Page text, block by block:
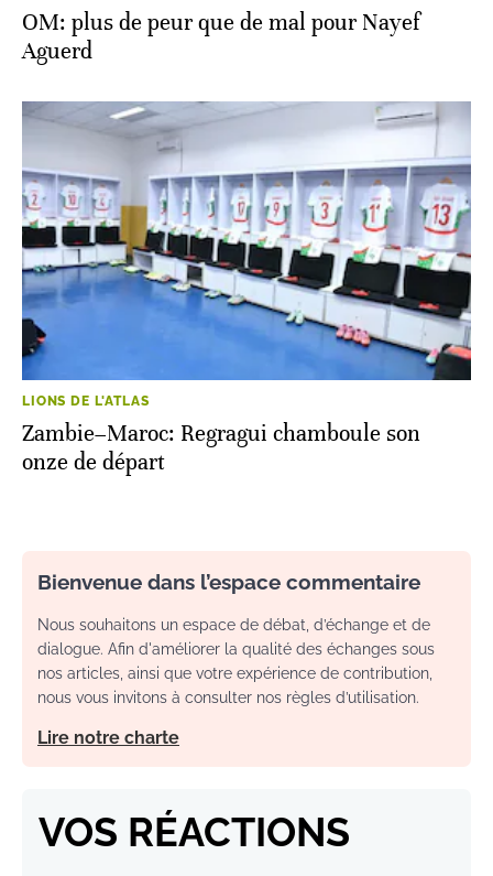
OM: plus de peur que de mal pour Nayef
Aguerd
LIONS DE L'ATLAS
Zambie–Maroc: Regragui chamboule son
onze de départ
Bienvenue dans l’espace commentaire
Nous souhaitons un espace de débat, d’échange et de
dialogue. Afin d'améliorer la qualité des échanges sous
nos articles, ainsi que votre expérience de contribution,
nous vous invitons à consulter nos règles d’utilisation.
Lire notre charte
VOS RÉACTIONS